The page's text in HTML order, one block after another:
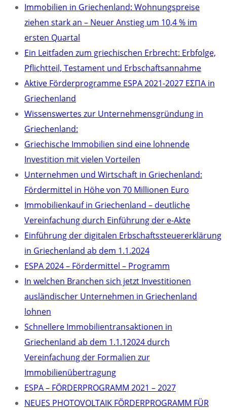
Immobilien in Griechenland: Wohnungspreise
ziehen stark an – Neuer Anstieg um 10,4 % im
ersten Quartal
Ein Leitfaden zum griechischen Erbrecht: Erbfolge,
Pflichtteil, Testament und Erbschaftsannahme
Aktive Förderprogramme ESPA 2021-2027 ΕΣΠΑ in
Griechenland
Wissenswertes zur Unternehmensgründung in
Griechenland:
Griechische Immobilien sind eine lohnende
Investition mit vielen Vorteilen
Unternehmen und Wirtschaft in Griechenland:
Fördermittel in Höhe von 70 Millionen Euro
Immobilienkauf in Griechenland – deutliche
Vereinfachung durch Einführung der e-Akte
Einführung der digitalen Erbschaftssteuererklärung
in Griechenland ab dem 1.1.2024
ESPA 2024 – Fördermittel – Programm
In welchen Branchen sich jetzt Investitionen
ausländischer Unternehmen in Griechenland
lohnen
Schnellere Immobilientransaktionen in
Griechenland ab dem 1.1.12024 durch
Vereinfachung der Formalien zur
Immobilienübertragung
ΕSPA – FÖRDERPROGRAMM 2021 – 2027
NEUES PHOTOVOLTAIK FÖRDERPROGRAMM FÜR